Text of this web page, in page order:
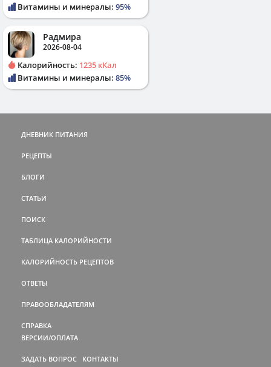
Витамины и минералы: 95%
Радмира
2026-08-04
Калорийность: 1235 кКал
Витамины и минералы: 85%
ДНЕВНИК ПИТАНИЯ
РЕЦЕПТЫ
БЛОГИ
СТАТЬИ
ПОИСК
ТАБЛИЦА КАЛОРИЙНОСТИ
КАЛОРИЙНОСТЬ РЕЦЕПТОВ
ОТВЕТЫ
ПРАВООБЛАДАТЕЛЯМ
СПРАВКА
ВЕРСИИ/ОПЛАТА
ЗАДАТЬ ВОПРОС КОНТАКТЫ